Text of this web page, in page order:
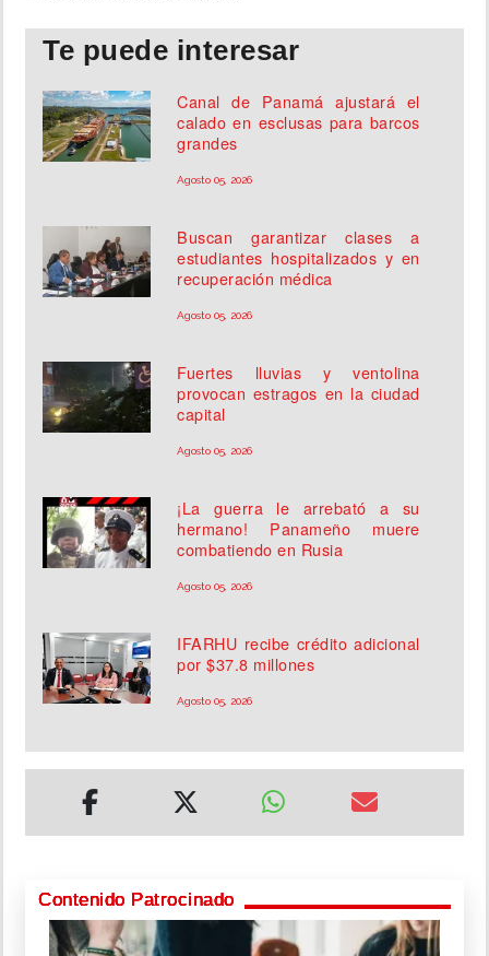
Te puede interesar
Canal de Panamá ajustará el
calado en esclusas para barcos
grandes
Agosto 05, 2026
Buscan garantizar clases a
estudiantes hospitalizados y en
recuperación médica
Agosto 05, 2026
Fuertes lluvias y ventolina
provocan estragos en la ciudad
capital
Agosto 05, 2026
¡La guerra le arrebató a su
hermano! Panameño muere
combatiendo en Rusia
Agosto 05, 2026
IFARHU recibe crédito adicional
por $37.8 millones
Agosto 05, 2026
Contenido Patrocinado